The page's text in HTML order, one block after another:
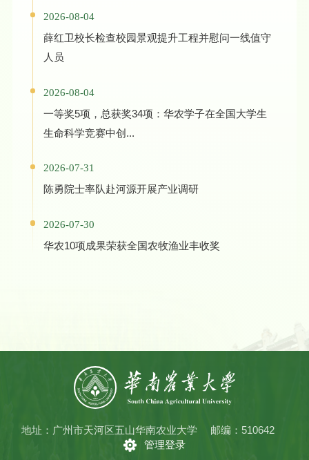
2026-08-04
薛红卫校长检查校园景观提升工程并慰问一线值守
人员
2026-08-04
一等奖5项，总获奖34项：华农学子在全国大学生
生命科学竞赛中创...
2026-07-31
陈勇院士率队赴河源开展产业调研
2026-07-30
华农10项成果荣获全国农牧渔业丰收奖
地址：广州市天河区五山华南农业大学
邮编：510642
管理登录